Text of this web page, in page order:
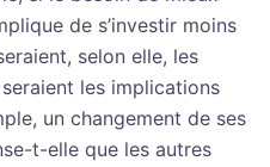
de s’investir moins
selon elle, les
les implications
un changement de ses
t-elle que les autres